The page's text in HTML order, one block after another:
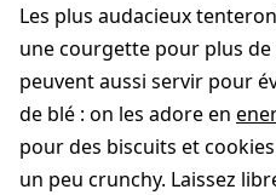
Les plus audacieux
une courgette pour plus
peuvent aussi servir pour
de blé : on les adore en
pour des biscuits et
un peu crunchy. Laissez